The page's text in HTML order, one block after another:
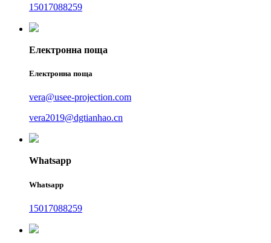
15017088259
Електронна поща
Електронна поща
vera@usee-projection.com
vera2019@dgtianhao.cn
Whatsapp
Whatsapp
15017088259